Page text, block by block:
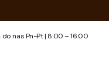
do nas Pn-Pt | 8:00 – 16:00